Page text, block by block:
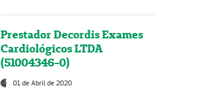
Prestador Decordis Exames
Cardiológicos LTDA
(51004346-0)
01 de Abril de 2020